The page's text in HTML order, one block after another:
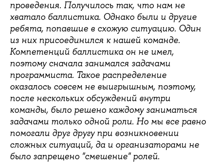
проведения. Получилось так, что нам не
хватало баллистика. Однако были и другие
ребята, попавшие в схожую ситуацию. Один
из них присоединился к нашей команде.
Компетенций баллистика он не имел,
поэтому сначала занимался задачами
программиста. Такое распределение
оказалось совсем не выигрышным, поэтому,
после нескольких обсуждений внутри
команды, было решено каждому заниматься
задачами только одной роли. Но мы все равно
помогали друг другу при возникновении
сложных ситуаций, да и организаторами не
было запрещено "смешение" ролей.